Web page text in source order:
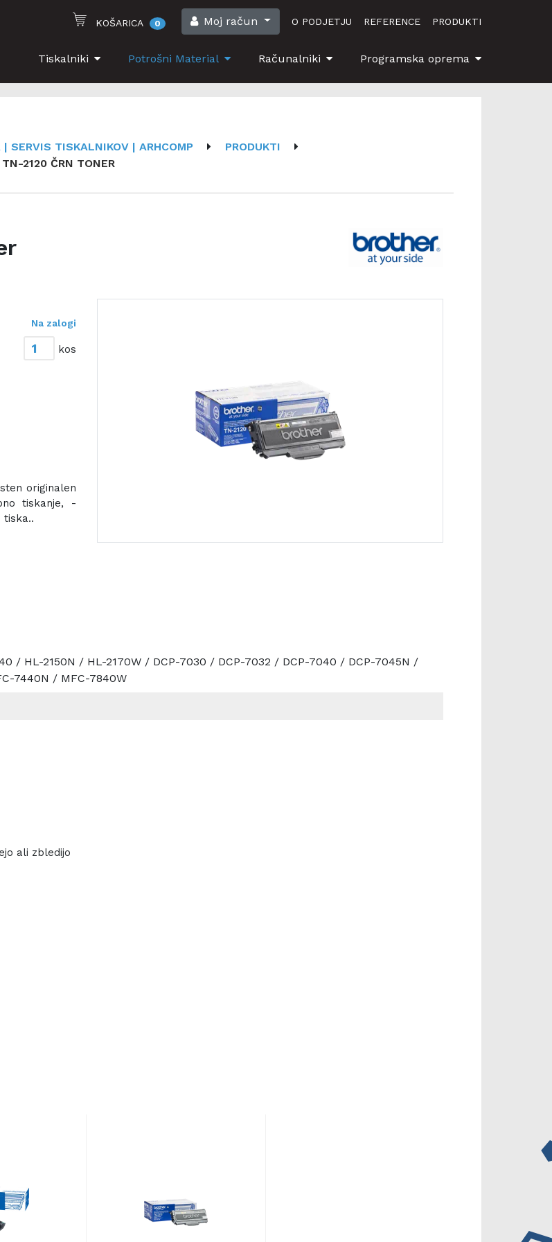
KOŠARICA 0 Moj račun O PODJETJU REFERENCE PRODUKTI
Tiskalniki Potrošni Material Računalniki Programska oprema
SERVIS TISKALNIKOV | ARHCOMP
PRODUKTI
TN-2120 ČRN TONER
Na zalogi
kos
originalen
tiskanje, -
tiska..
/ HL-2150N / HL-2170W / DCP-7030 / DCP-7032 / DCP-7040 / DCP-7045N /
7440N / MFC-7840W
ali zbledijo